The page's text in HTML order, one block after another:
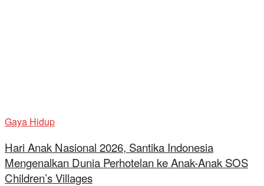
Gaya Hidup
Hari Anak Nasional 2026, Santika Indonesia
Mengenalkan Dunia Perhotelan ke Anak-Anak SOS
Children’s Villages